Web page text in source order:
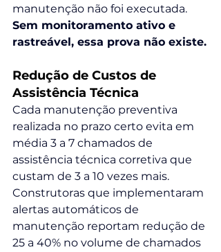
manutenção não foi executada.
Sem monitoramento ativo e
rastreável, essa prova não existe.
Redução de Custos de
Assistência Técnica
Cada manutenção preventiva
realizada no prazo certo evita em
média 3 a 7 chamados de
assistência técnica corretiva que
custam de 3 a 10 vezes mais.
Construtoras que implementaram
alertas automáticos de
manutenção reportam redução de
25 a 40% no volume de chamados